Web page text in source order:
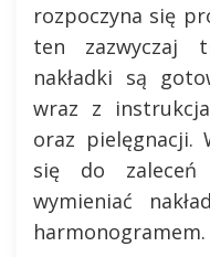
rozpoczyna się
ten zazwyczaj
nakładki są
wraz z
oraz pielęgnacji.
się do
wymieniać
harmonogramem.